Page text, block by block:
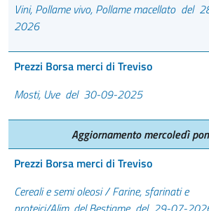
Vini, Pollame vivo, Pollame macellato del
2026
Prezzi Borsa merci di Treviso
Mosti, Uve del 30-09-2025
Aggiornamento mercoledì
Prezzi Borsa merci di Treviso
Cereali e semi oleosi / Farine, sfarinati e